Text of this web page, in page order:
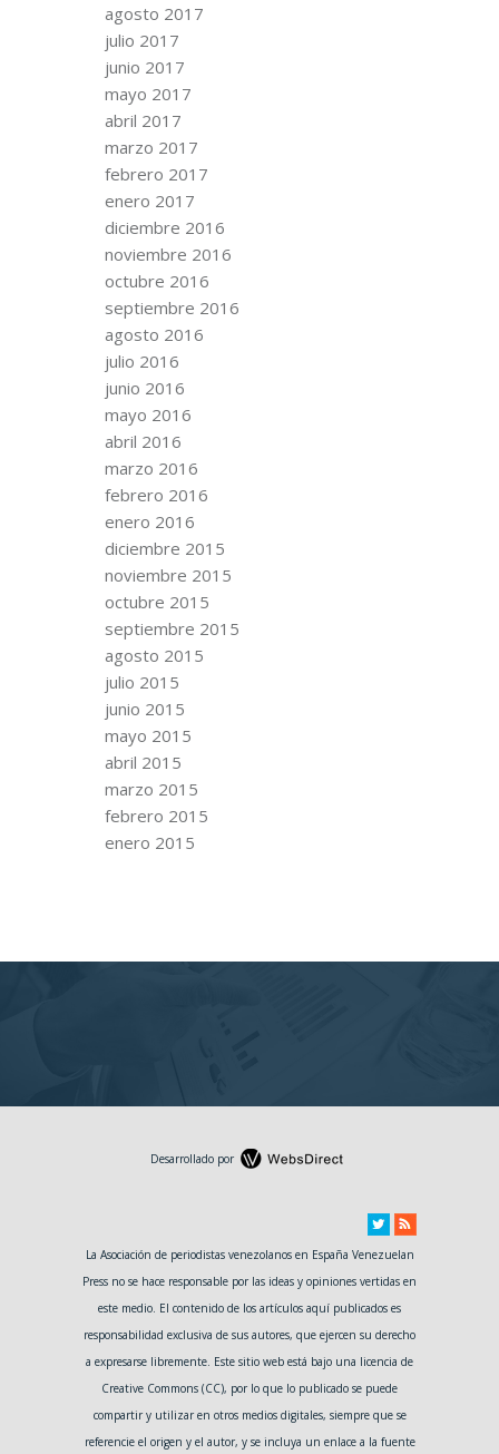
agosto 2017
julio 2017
junio 2017
mayo 2017
abril 2017
marzo 2017
febrero 2017
enero 2017
diciembre 2016
noviembre 2016
octubre 2016
septiembre 2016
agosto 2016
julio 2016
junio 2016
mayo 2016
abril 2016
marzo 2016
febrero 2016
enero 2016
diciembre 2015
noviembre 2015
octubre 2015
septiembre 2015
agosto 2015
julio 2015
junio 2015
mayo 2015
abril 2015
marzo 2015
febrero 2015
enero 2015
Desarrollado por
La Asociación de periodistas venezolanos en España Venezuelan
Press no se hace responsable por las ideas y opiniones vertidas en
este medio. El contenido de los artículos aquí publicados es
responsabilidad exclusiva de sus autores, que ejercen su derecho
a expresarse libremente. Este sitio web está bajo una licencia de
Creative Commons (CC), por lo que lo publicado se puede
compartir y utilizar en otros medios digitales, siempre que se
referencie el origen y el autor, y se incluya un enlace a la fuente